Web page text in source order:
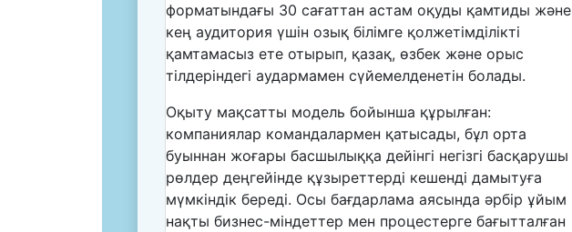
форматындағы 30 сағаттан астам оқуды қамтиды және
кең аудитория үшін озық білімге қолжетімділікті
қамтамасыз ете отырып, қазақ, өзбек және орыс
тілдеріндегі аудармамен сүйемелденетін болады.
Оқыту мақсатты модель бойынша құрылған:
компаниялар командалармен қатысады, бұл орта
буыннан жоғары басшылыққа дейінгі негізгі басқарушы
рөлдер деңгейінде құзыреттерді кешенді дамытуға
мүмкіндік береді. Осы бағдарлама аясында әрбір ұйым
нақты бизнес-міндеттер мен процестерге бағытталған